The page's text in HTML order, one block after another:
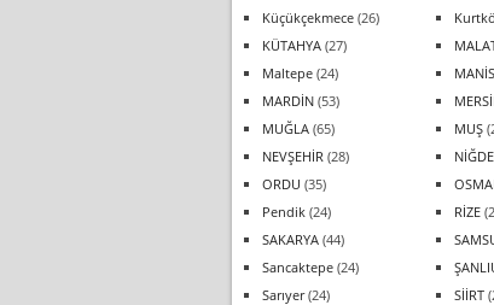
Küçükçekmece (26)
KÜTAHYA (27)
Maltepe (24)
MARDİN (53)
MUĞLA (65) MUŞ
NEVŞEHİR (28) NİĞDE
ORDU (35)
Pendik (24) RİZE
SAKARYA (44)
Sancaktepe (24)
Sarıyer(24) SİİRT